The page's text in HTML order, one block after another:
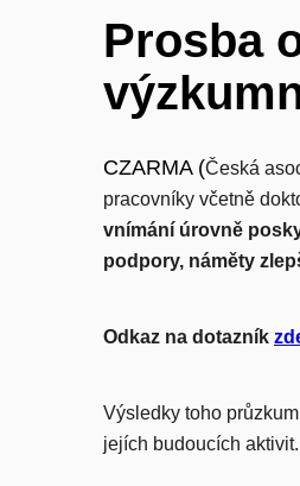
Prosba
CZARMA (Česká
pracovníky včetně
vnímání úrovně
podpory, náměty
Odkaz na dotazník
Výsledky toho
jejích budoucích aktivit.